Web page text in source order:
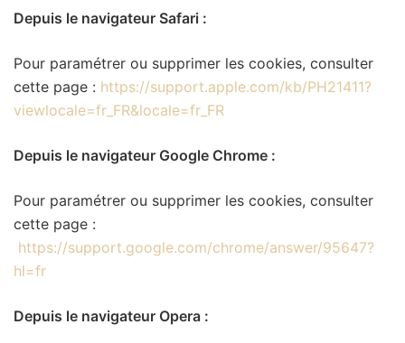
Depuis le navigateur Safari :
Pour paramétrer ou supprimer les cookies, consulter
cette page : https://support.apple.com/kb/PH21411?
viewlocale=fr_FR&locale=fr_FR
Depuis le navigateur Google Chrome :
Pour paramétrer ou supprimer les cookies, consulter
cette page :
https://support.google.com/chrome/answer/95647?
hl=fr
Depuis le navigateur Opera :